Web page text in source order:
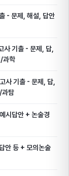
- 문제, 해설, 답안
기출 - 문제, 답,
과학
기출 - 문제, 답,
과탐
시답안 + 논술경
안 등 + 모의논술